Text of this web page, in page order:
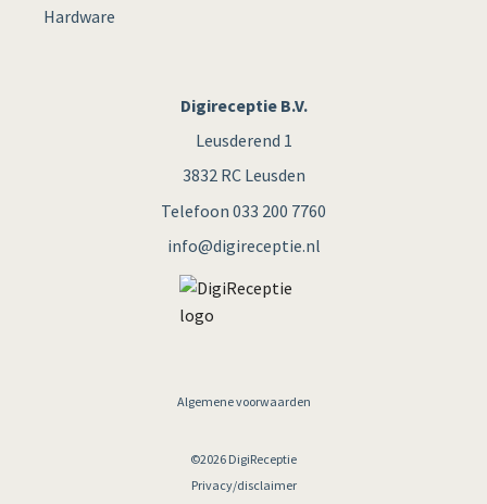
Hardware
Digireceptie B.V.
Leusderend 1
3832 RC Leusden
Telefoon 033 200 7760
info@digireceptie.nl
Algemene voorwaarden
©2026 DigiReceptie
Privacy/disclaimer